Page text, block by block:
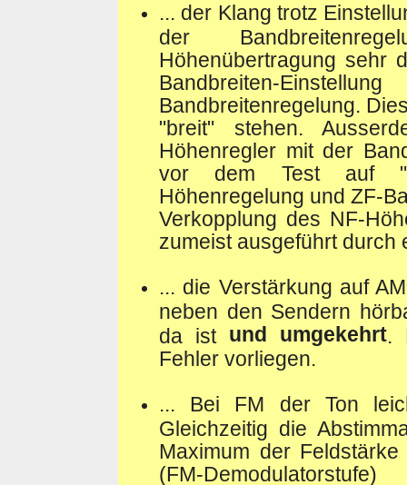
... der Klang trotz
der
Höhenübertragung sehr
Bandbreiten-
Bandbreitenregelung.
"breit" stehen.
Höhenregler mit der
vor dem Test auf
Höhenregelung und ZF-
Verkopplung des NF-
zumeist ausgeführt durch
... die Verstärkung auf
neben den Sendern
da ist und umgekehrt.
Fehler vorliegen.
... Bei FM der Ton
Gleichzeitig die
Maximum der
(FM-Demodulatorstufe)